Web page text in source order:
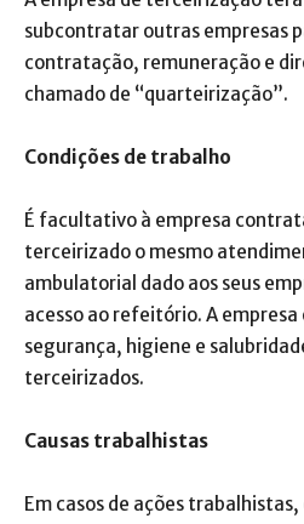
subcontratar outras empresas
contratação, remuneração e
chamado de “quarteirização”.
Condições de trabalho
É facultativo à empresa
terceirizado o mesmo
ambulatorial dado aos seus
acesso ao refeitório. A
segurança, higiene e
terceirizados.
Causas trabalhistas
Em casos de ações